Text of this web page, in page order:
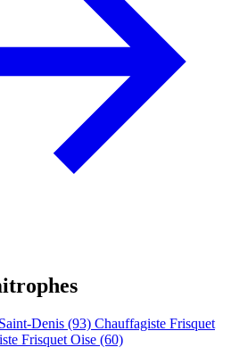
Denis (93) Chauffagiste Frisquet
Frisquet Oise (60)